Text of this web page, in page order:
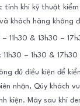
tính khi kỹ thuật
khách hàng không
11h30 & 13h30 –
11h30 – 1h30 &
đủ điều kiện để
nhận, Qúy khách
kiện. Máy sau khi